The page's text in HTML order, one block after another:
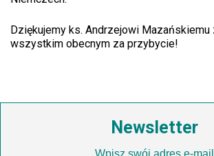
Dziękujemy ks. Andrzejowi Mazańskiemu
wszystkim obecnym za przybycie!
Newsletter